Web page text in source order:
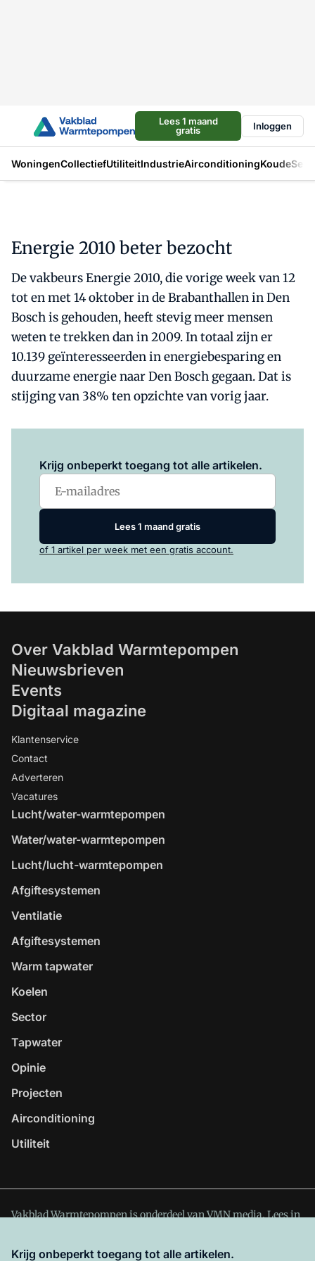
Lees 1 maand
gratis
Inloggen
WoningenCollectiefUtiliteitIndustrieAirconditioningKoude
Energie 2010 beter bezocht
De vakbeurs Energie 2010, die vorige week van 12
tot en met 14 oktober in de Brabanthallen in Den
Bosch is gehouden, heeft stevig meer mensen
weten te trekken dan in 2009. In totaal zijn er
10.139 geïnteresseerden in energiebesparing en
duurzame energie naar Den Bosch gegaan. Dat is
stijging van 38% ten opzichte van vorig jaar.
Krijg onbeperkt toegang tot alle artikelen.
Lees 1 maand gratis
of 1 artikel per week met een gratis account.
Over Vakblad Warmtepompen
Nieuwsbrieven
Events
Digitaal magazine
Klantenservice
Contact
Adverteren
Vacatures
Lucht/water-warmtepompen
Water/water-warmtepompen
Lucht/lucht-warmtepompen
Afgiftesystemen
Ventilatie
Afgiftesystemen
Warm tapwater
Koelen
Sector
Tapwater
Opinie
Projecten
Airconditioning
Utiliteit
Vakblad Warmtepompen is onderdeel van VMN media. Lees in
deze site zijn de volgende regelingen van toepassing:
Krijg onbeperkt toegang tot alle artikelen.